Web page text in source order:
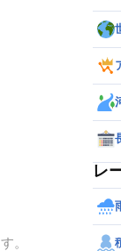
。
レ